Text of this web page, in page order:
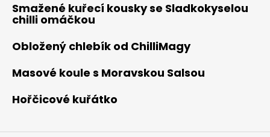
Smažené kuřecí kousky se Sladkokyselou
chilli omáčkou
Obložený chlebík od ChilliMagy
Masové koule s Moravskou Salsou
Hořčicové kuřátko